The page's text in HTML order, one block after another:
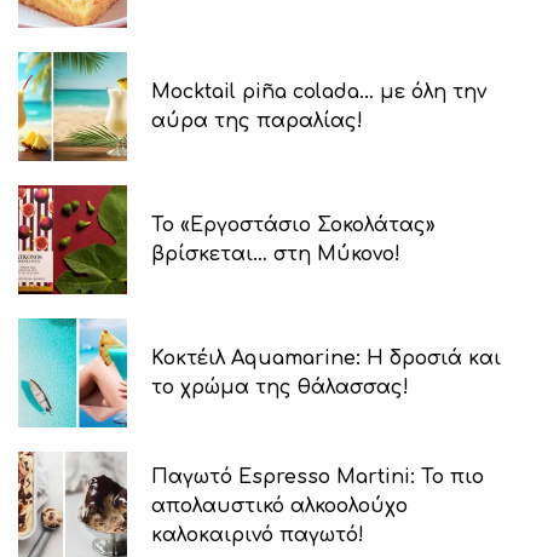
Μocktail piña colada… με όλη την
αύρα της παραλίας!
Το «Εργοστάσιο Σοκολάτας»
βρίσκεται… στη Μύκονο!
Κοκτέιλ Aquamarine: Η δροσιά και
το χρώμα της θάλασσας!
Παγωτό Espresso Martini: Το πιο
απολαυστικό αλκοολούχο
καλοκαιρινό παγωτό!